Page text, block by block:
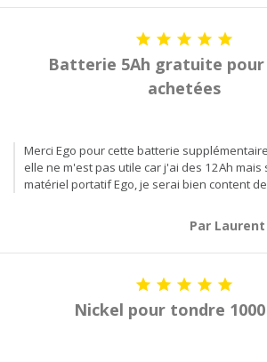
    
Batterie 5Ah gratuite pour
achetées
Merci Ego pour cette batterie
elle ne m'est pas utile car j'ai des 12Ah mais
matériel portatif Ego, je serai bien content
Par
    
Nickel pour tondre